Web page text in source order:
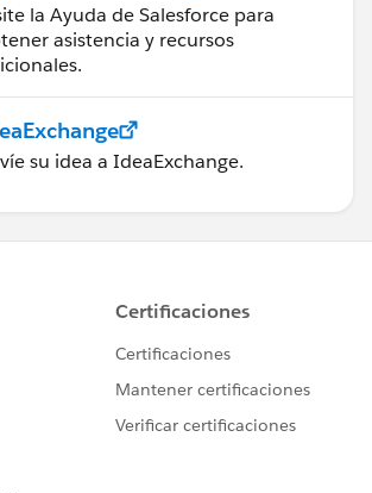
la Ayuda de Salesforce para
asistencia y recursos
su idea a IdeaExchange.